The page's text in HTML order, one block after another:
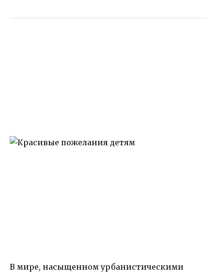
В мире, насыщенном урбанистическими